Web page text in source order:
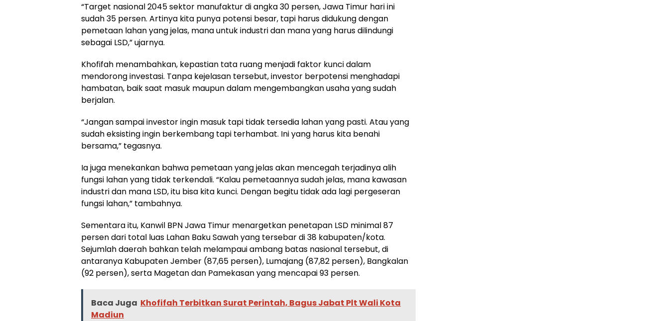
“Target nasional 2045 sektor manufaktur di angka 30 persen, Jawa Timur hari ini
sudah 35 persen. Artinya kita punya potensi besar, tapi harus didukung dengan
pemetaan lahan yang jelas, mana untuk industri dan mana yang harus dilindungi
sebagai LSD,” ujarnya.
Khofifah menambahkan, kepastian tata ruang menjadi faktor kunci dalam
mendorong investasi. Tanpa kejelasan tersebut, investor berpotensi menghadapi
hambatan, baik saat masuk maupun dalam mengembangkan usaha yang sudah
berjalan.
“Jangan sampai investor ingin masuk tapi tidak tersedia lahan yang pasti. Atau yang
sudah eksisting ingin berkembang tapi terhambat. Ini yang harus kita benahi
bersama,” tegasnya.
Ia juga menekankan bahwa pemetaan yang jelas akan mencegah terjadinya alih
fungsi lahan yang tidak terkendali. “Kalau pemetaannya sudah jelas, mana kawasan
industri dan mana LSD, itu bisa kita kunci. Dengan begitu tidak ada lagi pergeseran
fungsi lahan,” tambahnya.
Sementara itu, Kanwil BPN Jawa Timur menargetkan penetapan LSD minimal 87
persen dari total luas Lahan Baku Sawah yang tersebar di 38 kabupaten/kota.
Sejumlah daerah bahkan telah melampaui ambang batas nasional tersebut, di
antaranya Kabupaten Jember (87,65 persen), Lumajang (87,82 persen), Bangkalan
(92 persen), serta Magetan dan Pamekasan yang mencapai 93 persen.
Baca Juga Khofifah Terbitkan Surat Perintah, Bagus Jabat Plt Wali Kota
Madiun